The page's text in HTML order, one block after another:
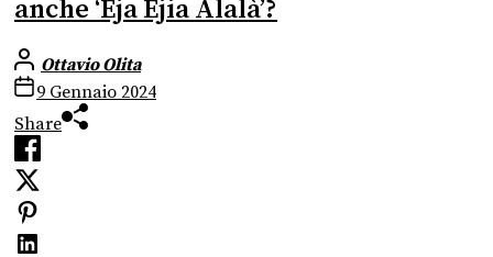
anche ‘Eja Ejia Alalà’?
Ottavio Olita
9 Gennaio 2024
Share